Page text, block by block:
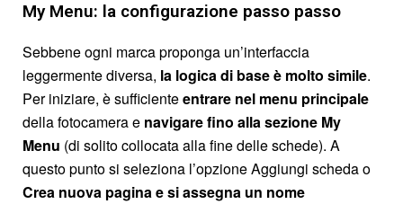
My Menu: la configurazione passo passo
Sebbene ogni marca proponga un’interfaccia
leggermente diversa, la logica di base è molto simile.
Per iniziare, è sufficienteentrare nel menu principale
della fotocamera e navigare fino alla sezione My
Menu (di solito collocata alla fine delle schede). A
questo punto si seleziona l’opzione Aggiungi scheda o
Crea nuova pagina e si assegna un nome